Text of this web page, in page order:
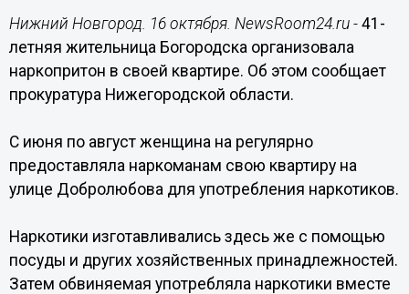
Нижний Новгород. 16 октября. NewsRoom24.ru - 41-
летняя жительница Богородска организовала
наркопритон в своей квартире. Об этом сообщает
прокуратура Нижегородской области.
С июня по август женщина на регулярно
предоставляла наркоманам свою квартиру на
улице Добролюбова для употребления наркотиков.
Наркотики изготавливались здесь же с помощью
посуды и других хозяйственных принадлежностей.
Затем обвиняемая употребляла наркотики вместе